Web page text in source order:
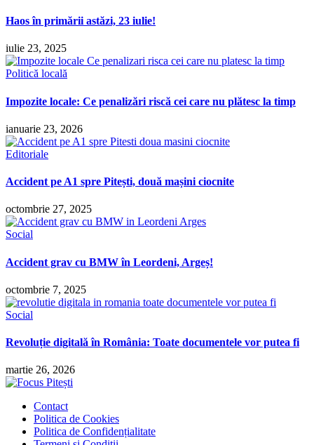
Haos în primării astăzi, 23 iulie!
iulie 23, 2025
Politică locală
Impozite locale: Ce penalizări riscă cei care nu plătesc la timp
ianuarie 23, 2026
Editoriale
Accident pe A1 spre Pitești, două mașini ciocnite
octombrie 27, 2025
Social
Accident grav cu BMW în Leordeni, Argeș!
octombrie 7, 2025
Social
Revoluție digitală în România: Toate documentele vor putea fi
martie 26, 2026
Contact
Politica de Cookies
Politica de Confidențialitate